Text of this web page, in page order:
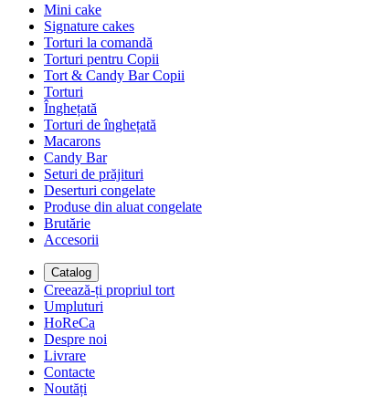
Mini cake
Signature cakes
Torturi la comandă
Torturi pentru Copii
Tort & Candy Bar Copii
Torturi
Înghețată
Torturi de înghețată
Macarons
Candy Bar
Seturi de prăjituri
Deserturi congelate
Produse din aluat congelate
Brutărie
Accesorii
Catalog
Creează-ți propriul tort
Umpluturi
HoReCa
Despre noi
Livrare
Contacte
Noutăți